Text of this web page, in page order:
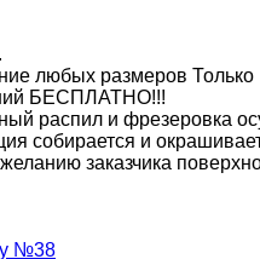
любых размеров
БЕСПЛАТНО!!!
распил и фрезеровка
собирается и
заказчика